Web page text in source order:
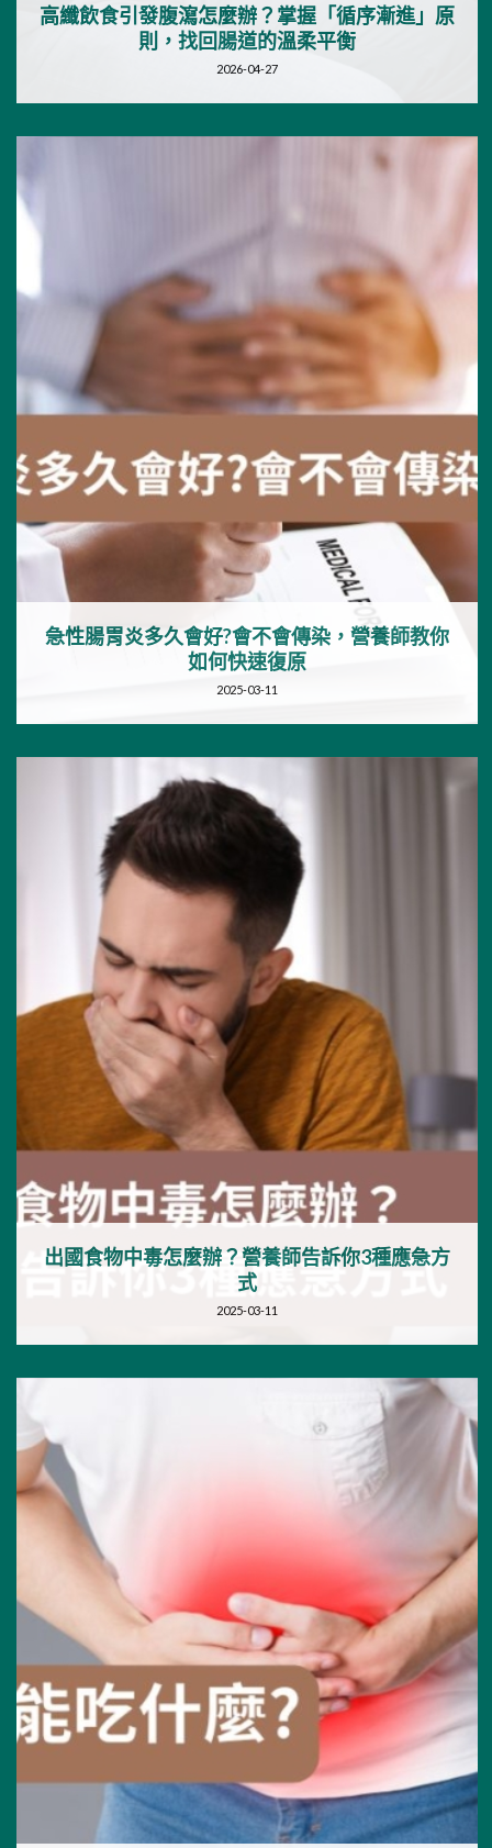
高纖飲食引發腹瀉怎麼辦？掌握「循序漸進」原
則，找回腸道的溫柔平衡
2026-04-27
急性腸胃炎多久會好?會不會傳染，營養師教你
如何快速復原
2025-03-11
出國食物中毒怎麼辦？營養師告訴你3種應急方
式
2025-03-11